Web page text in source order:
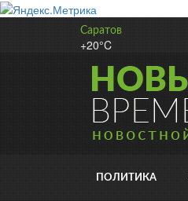
Саратов
+20°C
ПОЛИТИКА